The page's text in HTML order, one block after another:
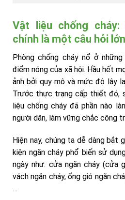
Vật liệu chống cháy:
chính là một câu hỏi
Phòng chống cháy nổ ở
điểm nóng của xã hội. Hầu hết
ảnh bởi quy mô và mức độ lây
Trước thực trạng cấp thiết đó,
liệu chống cháy đã phần nào
người dân, làm vững chắc công
Hiện nay, chúng ta dễ dàng bắt
kiện ngăn cháy phổ biến sử
ngày như: cửa ngăn cháy (cửa
vách ngăn cháy, ống gió ngăn
…